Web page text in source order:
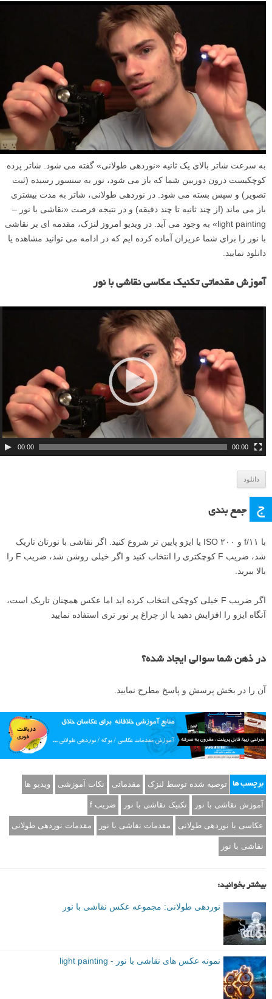
به سرعت شاتر بالای یک ثانیه «نوردهی طولانی» گفته می شود. شاتر پرده
کوچکیست درون دوربین شما که باز می شود، نور به سنسور رسیده (ثبت
تصویر) و سپس بسته می شود. در نوردهی طولانی، شاتر به مدت بیشتری
باز می ماند (از چند ثانیه تا چند دقیقه) و در نتیجه فرصت «نقاشی با نور –
light painting» به وجود می آید. در ویدیو امروز لنزک، مقدمه ای بر نقاشی
با نور را برای شما عزیزان آماده کرده ایم که در ادامه می توانید مشاهده یا
دانلود نمایید.
آموزش مقدماتی تکنیک عکاسی نقاشی با نور
و
و
00:00 00:00
دانلود
ج جمع بندی
با ۱۱/f و ۲۰۰ ISO یا ایزو پایین تر شروع کنید. اگر نقاشی با نورتان تاریک
شد، ضریب F کوچکتری را انتخاب کنید و اگر خیلی روشن شد، ضریب F را
بالا ببرید.
اگر ضریب F خیلی کوچکی انتخاب کرده اید اما عکس همچنان تاریک است،
آنگاه ایزو را افزایش دهید یا از چراغ پر نور تری استفاده نمایید
در ذهن شما سوالی ایجاد شده؟
آن را در بخش پرسش و پاسخ مطرح نمایید.
برچسب ها توصیه شده توسط لنزک مقدماتی نکات آموزشی ویدیو ها
آموزش نقاشی با نور تکنیک نقاشی با نور ضریب f
عکاسی با نوردهی طولانی مقدمات نقاشی با نور مقدمات نوردهی طولانی
نقاشی با نور
بیشتر بخوانید:
نوردهی طولانی: مجموعه عکس نقاشی با نور
نمونه عکس های نقاشی با نور - light painting